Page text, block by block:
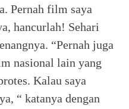
Pernah film saya
hancurlah! Sehari
“Pernah juga
nasional lain yang
Kalau saya
“ katanya dengan